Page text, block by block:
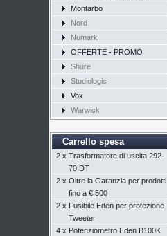
Montarbo
Nord
Numark
OFFERTE - PROMO
Shure
Studiologic
Vox
Warwick
Carrello spesa
2 x Trasformatore di uscita 292-
70 DT
2 x Oltre la Garanzia per prodotti
fino a € 500
2 x Fusibile Eden per protezione
Tweeter
4 x Potenziometro Eden B100K